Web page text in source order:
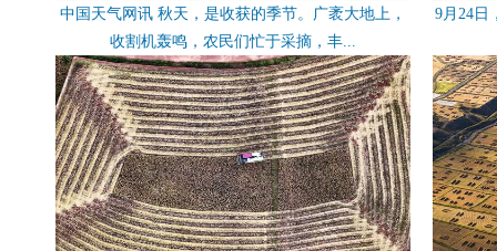
中国天气网讯 秋天，是收获的季节。广袤大地上，
收割机轰鸣，农民们忙于采摘，丰...
9月24日